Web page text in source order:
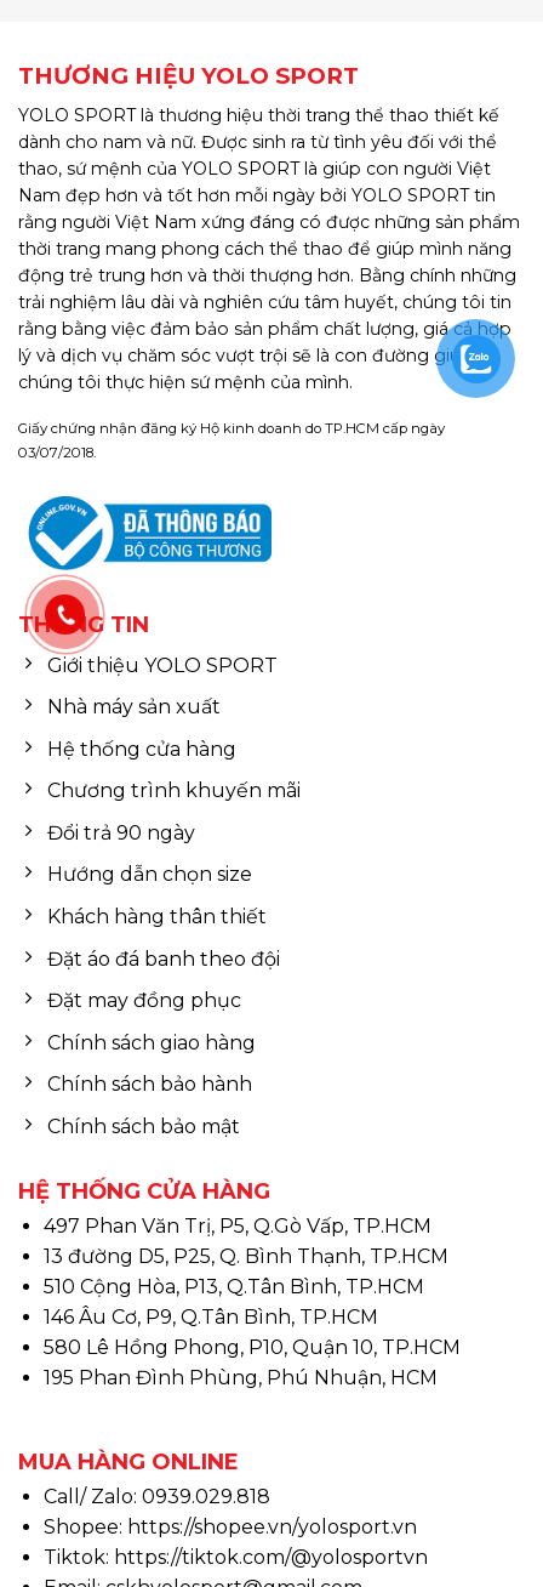
THƯƠNG HIỆU YOLO SPORT
YOLO SPORT là thương hiệu thời trang thể thao thiết kế
dành cho nam và nữ. Được sinh ra từ tình yêu đối với thể
thao, sứ mệnh của YOLO SPORT là giúp con người Việt
Nam đẹp hơn và tốt hơn mỗi ngày bởi YOLO SPORT tin
rằng người Việt Nam xứng đáng có được những sản phẩm
thời trang mang phong cách thể thao để giúp mình năng
động trẻ trung hơn và thời thượng hơn. Bằng chính những
trải nghiệm lâu dài và nghiên cứu tâm huyết, chúng tôi tin
rằng bằng việc đảm bảo sản phẩm chất lượng, giá cả hợp
lý và dịch vụ chăm sóc vượt trội sẽ là con đường giúp
chúng tôi thực hiện sứ mệnh của mình.
Giấy chứng nhận đăng ký Hộ kinh doanh do TP.HCM cấp ngày
03/07/2018.
THÔNG TIN
Giới thiệu YOLO SPORT
Nhà máy sản xuất
Hệ thống cửa hàng
Chương trình khuyến mãi
Đổi trả 90 ngày
Hướng dẫn chọn size
Khách hàng thân thiết
Đặt áo đá banh theo đội
Đặt may đồng phục
Chính sách giao hàng
Chính sách bảo hành
Chính sách bảo mật
HỆ THỐNG CỬA HÀNG
497 Phan Văn Trị, P5, Q.Gò Vấp, TP.HCM
13 đường D5, P25, Q. Bình Thạnh, TP.HCM
510 Cộng Hòa, P13, Q.Tân Bình, TP.HCM
146 Âu Cơ, P9, Q.Tân Bình, TP.HCM
580 Lê Hồng Phong, P10, Quận 10, TP.HCM
195 Phan Đình Phùng, Phú Nhuận, HCM
MUA HÀNG ONLINE
Call/ Zalo: 0939.029.818
Shopee: https://shopee.vn/yolosport.vn
Tiktok: https://tiktok.com/@yolosportvn